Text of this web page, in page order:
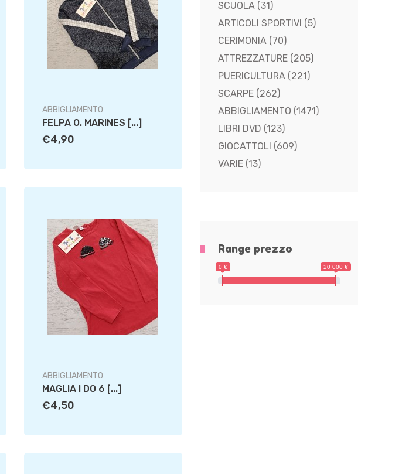
ABBIGLIAMENTO
FELPA O. MARINES [...]
€4,90
ABBIGLIAMENTO
MAGLIA I DO 6 [...]
€4,50
SCUOLA (31)
ARTICOLI SPORTIVI (5)
CERIMONIA (70)
ATTREZZATURE (205)
PUERICULTURA (221)
SCARPE (262)
ABBIGLIAMENTO (1471)
LIBRI DVD (123)
GIOCATTOLI (609)
VARIE (13)
Range prezzo
0 € 20 000 €